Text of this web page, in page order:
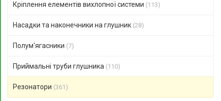
Кріплення елементів вихлопної системи (113)
Насадки та наконечники на глушник (28)
Полум'ягасники (7)
Приймальні труби глушника (110)
Резонатори (361)